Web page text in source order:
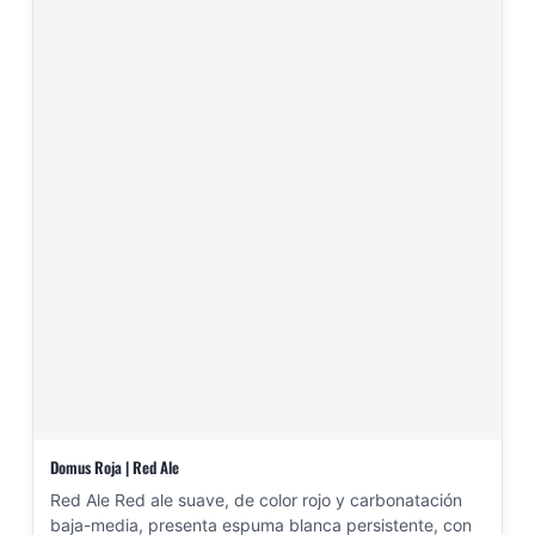
Domus Roja | Red Ale
Red Ale Red ale suave, de color rojo y carbonatación
baja-media, presenta espuma blanca persistente, con